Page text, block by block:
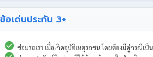
ข้อเด่นประกัน 3+
ซ่อมรถเรา เมื่อเกิดอุบัติเหตุรถชน โดยต้องมีคู่กรณีเ